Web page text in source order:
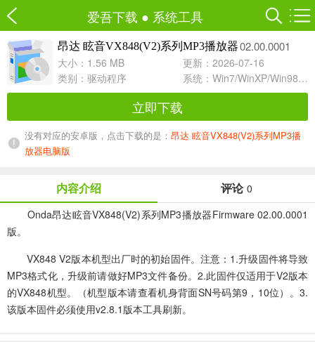
爱吾下载 ● 系统工具
昂达 眩音VX848(V2)系列MP3播放器02.00.0001
大小：1.56 MB
更新：2026-07-16
类别： 驱动程序 系统：Win7/WinXP/Win98/Win8/Win10兼容软件
立即下载
没有对应的安卓版，点击下载的是： 昂达 眩音VX848(V2)系列MP3播
放器电脑版
内容介绍 评论 0
Onda昂达眩音VX848(V2)系列MP3播放器Firmware 02.00.0001
版。
VX848 V2版本机型出厂时的初始固件。注意：1.升级固件将导致
MP3格式化，升级前请做好MP3文件备份。2.此固件仅适用于V2版本
的VX848机型。（机型版本请查看机身背面SN号码第9，10位）。3.
该版本固件必须使用v2.8.1版本工具刷新。